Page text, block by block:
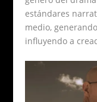
estándares
medio,
influyendo a